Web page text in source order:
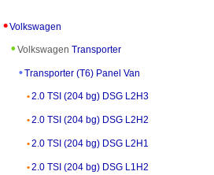
Volkswagen
Volkswagen Transporter
Transporter (T6) Panel Van
2.0 TSI (204 bg) DSG L2H3
2.0 TSI (204 bg) DSG L2H2
2.0 TSI (204 bg) DSG L2H1
2.0 TSI (204 bg) DSG L1H2